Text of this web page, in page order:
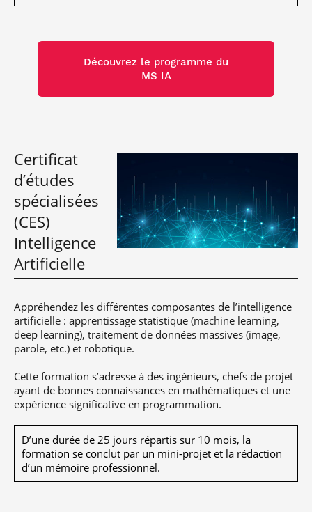
Découvrez le programme du
MS IA
Certificat
d’études
spécialisées
(CES)
Intelligence
Artificielle
Appréhendez les différentes composantes de l’intelligence
artificielle : apprentissage statistique (machine learning,
deep learning), traitement de données massives (image,
parole, etc.) et robotique.
Cette formation s’adresse à des ingénieurs, chefs de projet
ayant de bonnes connaissances en mathématiques et une
expérience significative en programmation.
D’une durée de 25 jours répartis sur 10 mois, la
formation se conclut par un mini-projet et la rédaction
d’un mémoire professionnel.